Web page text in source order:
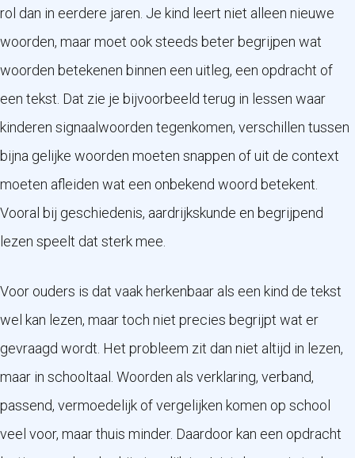
rol dan in eerdere jaren. Je kind leert niet alleen nieuwe
woorden, maar moet ook steeds beter begrijpen wat
woorden betekenen binnen een uitleg, een opdracht of
een tekst. Dat zie je bijvoorbeeld terug in lessen waar
kinderen signaalwoorden tegenkomen, verschillen tussen
bijna gelijke woorden moeten snappen of uit de context
moeten afleiden wat een onbekend woord betekent.
Vooral bij geschiedenis, aardrijkskunde en begrijpend
lezen speelt dat sterk mee.
Voor ouders is dat vaak herkenbaar als een kind de tekst
wel kan lezen, maar toch niet precies begrijpt wat er
gevraagd wordt. Het probleem zit dan niet altijd in lezen,
maar in schooltaal. Woorden als verklaring, verband,
passend, vermoedelijk of vergelijken komen op school
veel voor, maar thuis minder. Daardoor kan een opdracht